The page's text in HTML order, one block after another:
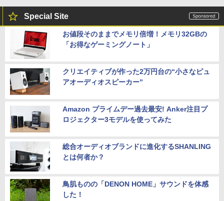
Special Site
お値段そのままでメモリ倍増！メモリ32GBの
「お得なゲーミングノート」
クリエイティブが作った2万円台の“小さなピュ
アオーディオスピーカー”
Amazon プライムデー過去最安! Anker注目プ
ロジェクター3モデルを使ってみた
総合オーディオブランドに進化するSHANLING
とは何者か？
鳥肌ものの「DENON HOME」サウンドを体感
した！